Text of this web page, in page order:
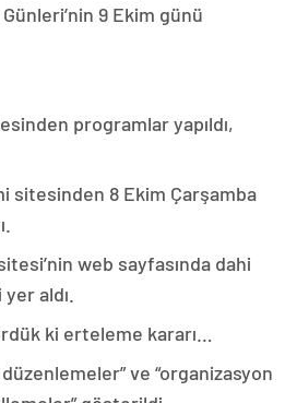
9 Ekim günü
programlar yapıldı,
sitesinden 8 Ekim Çarşamba
web sayfasında dahi
aldı.
ki erteleme kararı…
ve “organizasyon